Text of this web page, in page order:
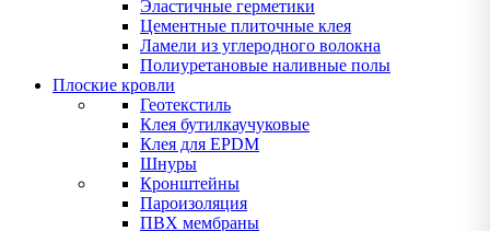
Эластичные герметики
Цементные плиточные клея
Ламели из углеродного волокна
Полиуретановые наливные полы
Плоские кровли
Геотекстиль
Клея бутилкаучуковые
Клея для EPDM
Шнуры
Кронштейны
Пароизоляция
ПВХ мембраны